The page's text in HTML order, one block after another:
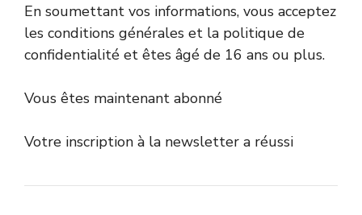
En soumettant vos informations, vous acceptez
les conditions générales et la politique de
confidentialité et êtes âgé de 16 ans ou plus.
Vous êtes maintenant abonné
Votre inscription à la newsletter a réussi